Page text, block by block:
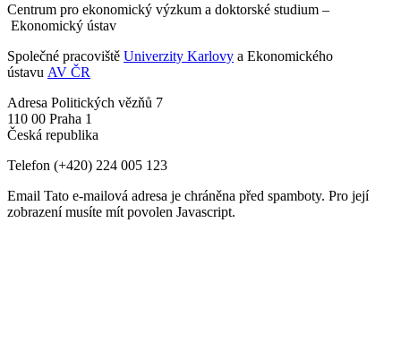
Centrum pro ekonomický výzkum a doktorské studium –
Ekonomický ústav
Společné pracoviště Univerzity Karlovy a Ekonomického
ústavu AV ČR
Adresa Politických vězňů 7
110 00 Praha 1
Česká republika
Telefon (+420) 224 005 123
Email Tato e-mailová adresa je chráněna před spamboty. Pro její
zobrazení musíte mít povolen Javascript.